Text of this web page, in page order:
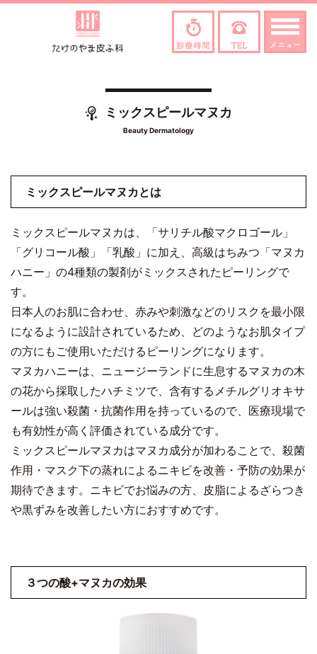
ミックスピールマヌカ
Beauty Dermatology
ミックスピールマヌカとは
ミックスピールマヌカは、「サリチル酸マクロゴール」
「グリコール酸」「乳酸」に加え、高級はちみつ「マヌカ
ハニー」の4種類の製剤がミックスされたピーリングで
す。
日本人のお肌に合わせ、赤みや刺激などのリスクを最小限
になるように設計されているため、どのようなお肌タイプ
の方にもご使用いただけるピーリングになります。
マヌカハニーは、ニュージーランドに生息するマヌカの木
の花から採取したハチミツで、含有するメチルグリオキサ
ールは強い殺菌・抗菌作用を持っているので、医療現場で
も有効性が高く評価されている成分です。
ミックスピールマヌカはマヌカ成分が加わることで、殺菌
作用・マスク下の蒸れによるニキビを改善・予防の効果が
期待できます。ニキビでお悩みの方、皮脂によるざらつき
や黒ずみを改善したい方におすすめです。
３つの酸+マヌカの効果